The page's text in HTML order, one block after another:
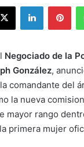
X LinkedIn
Negociado de la
González,
comandante del
la nueva
mayor rango
primera mujer